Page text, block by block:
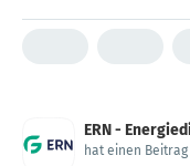
ERN -
hat einen